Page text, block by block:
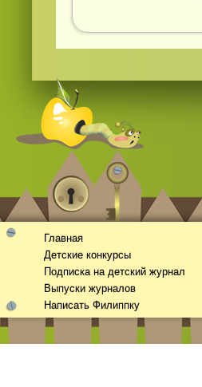
Главная
Детские конкурсы
Подписка на детский журнал
Выпуски журналов
Написать Филиппку